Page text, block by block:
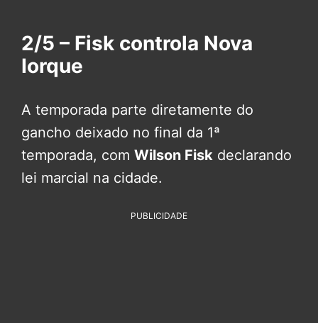
2/5 – Fisk controla Nova
Iorque
A temporada parte diretamente do
gancho deixado no final da 1ª
temporada, com Wilson Fisk declarando
lei marcial na cidade.
PUBLICIDADE